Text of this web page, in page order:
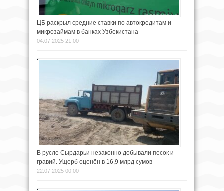
ЦБ раскрыл средние ставки по автокредитам и
микрозаймам в банках Узбекистана
04.07.2025 21:00
В русле Сырдарьи незаконно добывали песок и
гравий. Ущерб оценён в 16,9 млрд сумов
22.07.2025 00:00